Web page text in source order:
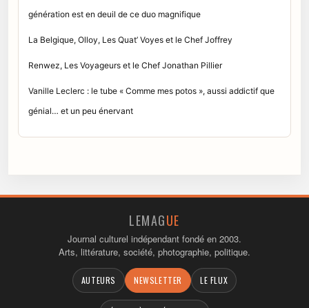
génération est en deuil de ce duo magnifique
La Belgique, Olloy, Les Quat’ Voyes et le Chef Joffrey
Renwez, Les Voyageurs et le Chef Jonathan Pillier
Vanille Leclerc : le tube « Comme mes potos », aussi addictif que
génial… et un peu énervant
LEMAGUE
Journal culturel indépendant fondé en 2003.
Arts, littérature, société, photographie, politique.
AUTEURS NEWSLETTER LE FLUX